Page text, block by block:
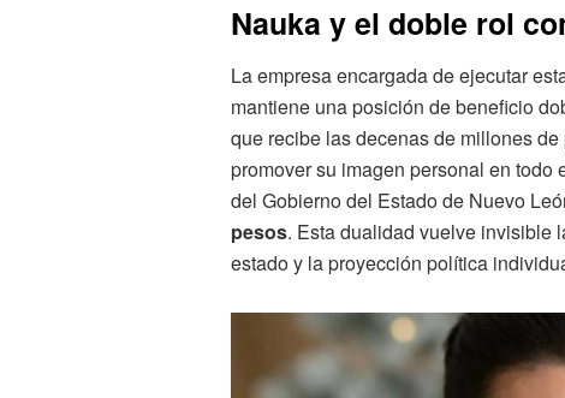
Nauka y el doble rol
La empresa encargada de ejecutar
mantiene una posición de beneficio
que recibe las decenas de millones
promover su imagen personal en
del Gobierno del Estado de Nuevo
pesos. Esta dualidad vuelve invisible
estado y la proyección política